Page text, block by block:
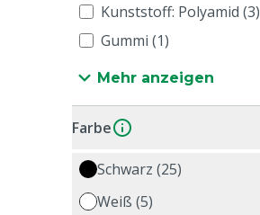
Kunststoff: Polyamid (3)
Gummi (1)
Mehr anzeigen
Farbe
Schwarz (25)
Weiß (5)